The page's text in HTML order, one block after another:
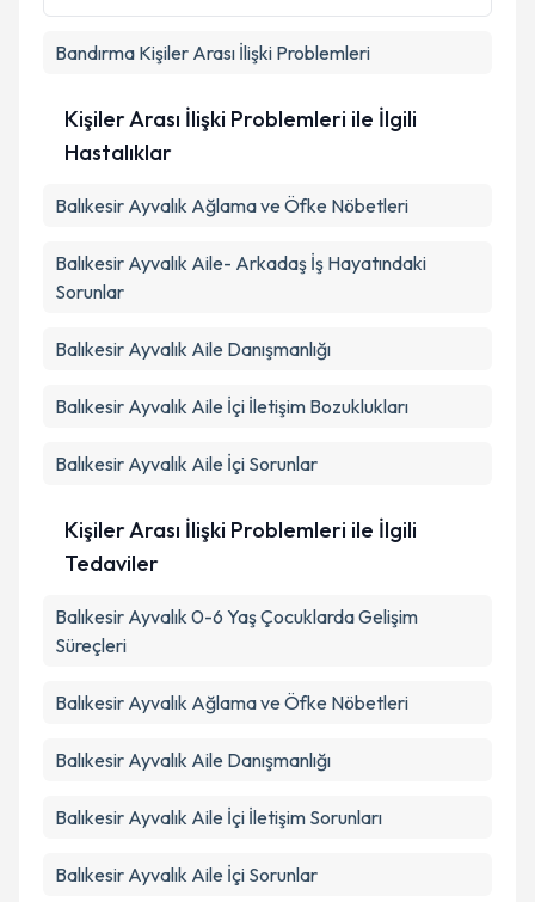
Bandırma Kişiler Arası İlişki Problemleri
Kişiler Arası İlişki Problemleri ile İlgili
Hastalıklar
Balıkesir Ayvalık Ağlama ve Öfke Nöbetleri
Balıkesir Ayvalık Aile- Arkadaş İş Hayatındaki
Sorunlar
Balıkesir Ayvalık Aile Danışmanlığı
Balıkesir Ayvalık Aile İçi İletişim Bozuklukları
Balıkesir Ayvalık Aile İçi Sorunlar
Kişiler Arası İlişki Problemleri ile İlgili
Tedaviler
Balıkesir Ayvalık 0-6 Yaş Çocuklarda Gelişim
Süreçleri
Balıkesir Ayvalık Ağlama ve Öfke Nöbetleri
Balıkesir Ayvalık Aile Danışmanlığı
Balıkesir Ayvalık Aile İçi İletişim Sorunları
Balıkesir Ayvalık Aile İçi Sorunlar